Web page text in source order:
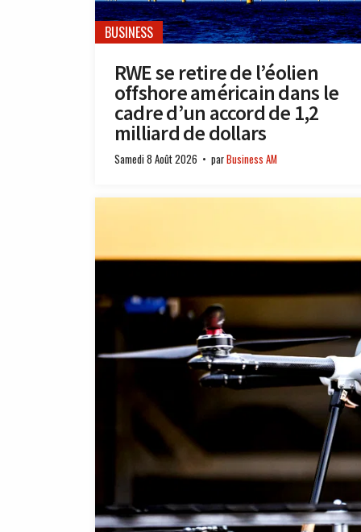
BUSINESS
RWE se retire de l’éolien
offshore américain dans le
cadre d’un accord de 1,2
milliard de dollars
Samedi 8 Août 2026 parBusiness AM